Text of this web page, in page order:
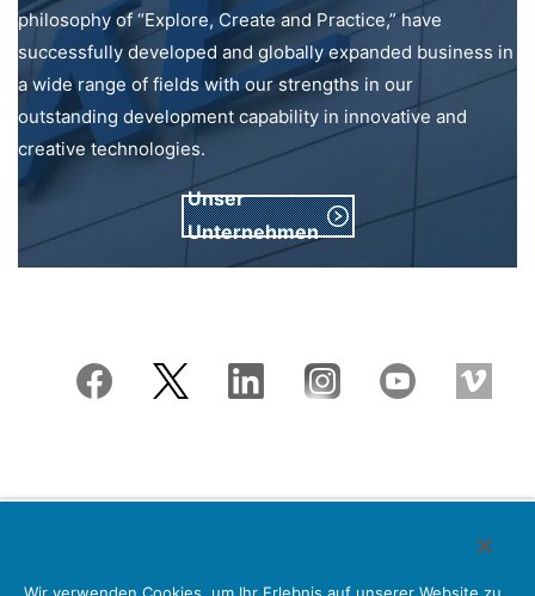
philosophy of “Explore, Create and Practice,” have
successfully developed and globally expanded business in
a wide range of fields with our strengths in our
outstanding development capability in innovative and
creative technologies.
Unser
Unternehmen